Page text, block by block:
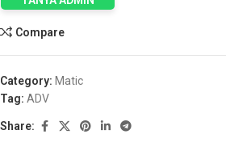
Compare
Category: Matic
Tag: ADV
Share: